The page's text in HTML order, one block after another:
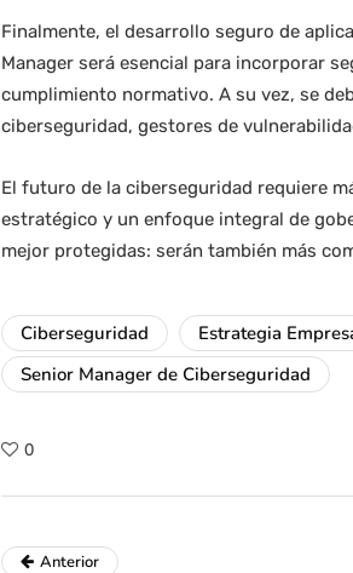
Finalmente, el desarrollo seguro de
Manager será esencial para incorporar
cumplimiento normativo. A su vez, se
ciberseguridad, gestores de
El futuro de la ciberseguridad requiere
estratégico y un enfoque integral de
mejor protegidas: serán también más
Ciberseguridad Estrategia
Senior Manager de Ciberseguridad
0
Anterior